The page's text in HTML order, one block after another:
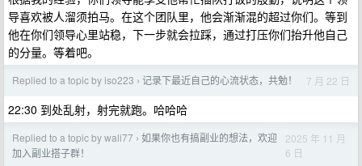
导喜欢被人溜须拍马。在这个团队里，他会渐渐混的超过你们。等到
他在你们领导心里站稳，下一步就会拉踩，通过打压你们抬升他自己
的分量。等着吧。
Replied to a topic by iso223 › 记录下最近自己的心流状态，共勉！ 7 月 22 日
22:30 到处乱射，射完就跑。哈哈哈
Replied to a topic by wali77 › 如果你也有搞副业的想法，欢迎
加入副业搭子群！
2025 年 11 月
6 日